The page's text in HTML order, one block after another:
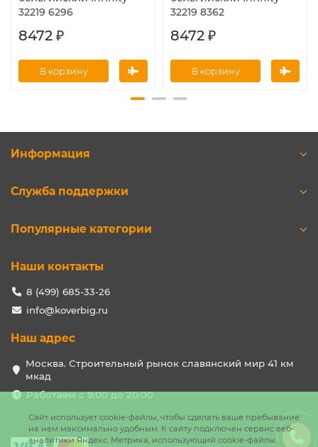
32219 6296
8472 ₽
В корзину
32219 8362
8472 ₽
В корзину
Сайт использует cookie-файлы, чтобы сделать ваше пребывание
на нем максимально удобным. К cайту подключен сервис веб-
аналитики Яндекс. Метрика, использующий cookie-файлы.
Информация
Служба поддержки
Популярные категории
Наши контакты
8 (499) 685-33-26
info@koverbig.ru
Наш адрес
Москва. Строительный рынок славянский мир 41 км
мкад
Работаем с 9:00 до 20:00